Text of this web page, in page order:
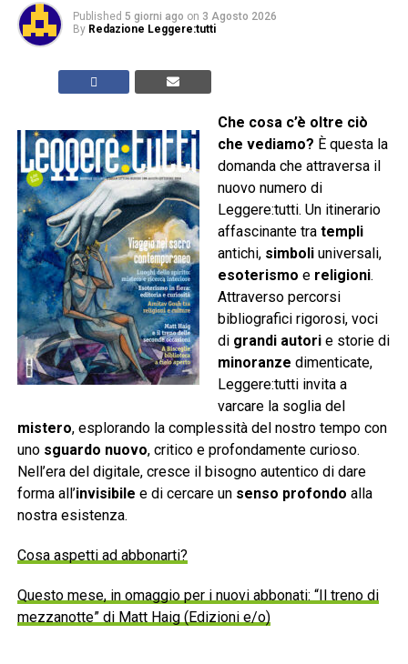
Published 5 giorni ago on 3 Agosto 2026
By Redazione Leggere:tutti
Che cosa c’è oltre ciò
che vediamo? È questa la
domanda che attraversa il
nuovo numero di
Leggere:tutti. Un itinerario
affascinante tra templi
antichi, simboliuniversali,
esoterismo e religioni.
Attraverso percorsi
bibliografici rigorosi, voci
di grandi autorie storie di
minoranze dimenticate,
Leggere:tutti invita a
varcare la soglia del
mistero, esplorando la complessità del nostro tempo con
uno sguardo nuovo, critico e profondamente curioso.
Nell’era del digitale, cresce il bisogno autentico di dare
forma all’invisibile e di cercare un senso profondo alla
nostra esistenza.
Cosa aspetti ad abbonarti?
Questo mese, in omaggio per i nuovi abbonati: “Il treno di
mezzanotte” di Matt Haig (Edizioni e/o)